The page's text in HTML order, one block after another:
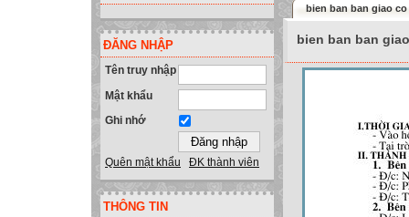
ĐĂNG NHẬP
Tên truy nhập
Mật khẩu
Ghi nhớ
Quên mật khẩu ĐK thành viên
THÔNG TIN
bien ban ban giao
bien ban ban